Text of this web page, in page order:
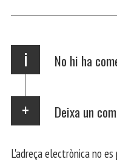
p
i No hi ha
Deixa un
L'adreça electrònica no es